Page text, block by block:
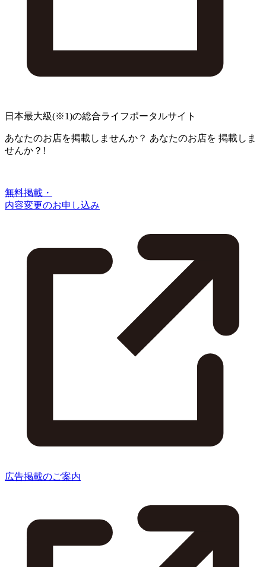
日本最大級(※1)の総合ライフポータルサイト
あなたのお店を掲載しませんか？ あなたのお店を 掲載しま
せんか？!
無料掲載・
内容変更のお申し込み
広告掲載のご案内